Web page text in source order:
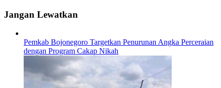
Jangan Lewatkan
Pemkab Bojonegoro Targetkan Penurunan Angka Perceraian
dengan Program Cakap Nikah